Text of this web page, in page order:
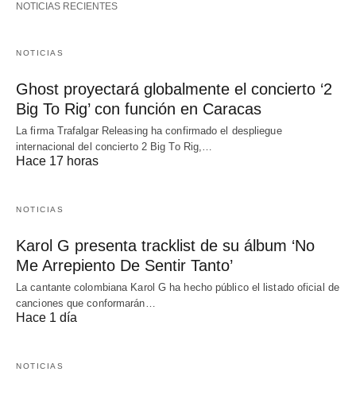
NOTICIAS RECIENTES
NOTICIAS
Ghost proyectará globalmente el concierto ‘2
Big To Rig’ con función en Caracas
La firma Trafalgar Releasing ha confirmado el despliegue
internacional del concierto 2 Big To Rig,…
Hace 17 horas
NOTICIAS
Karol G presenta tracklist de su álbum ‘No
Me Arrepiento De Sentir Tanto’
La cantante colombiana Karol G ha hecho público el listado oficial de
canciones que conformarán…
Hace 1 día
NOTICIAS